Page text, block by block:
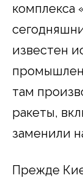
комплекса
известен
там
ракеты,
заменили
Прежде